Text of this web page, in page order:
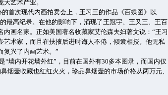
艺术产业。
首次现代内画拍卖会上，王习三的作品《百蝶图》以
最高纪录。在他的影响下，涌现了王冠宇、王又三、王百
内画名家。正如美国著名收藏家艾伦森夫妇著文说：“王习
艺术家，而且在扶掖后进时诲人不倦，倾囊相授。他无私
复兴了内画艺术。”
“墙内开花墙外红”，目前在国外有30多本图录，而国内仅
烟壶收藏也红红火火，珍品鼻烟壶的市场价格从两万元、